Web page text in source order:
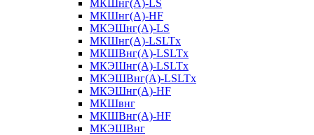
МКШнг(А)-LS
МКШнг(А)-HF
МКЭШнг(А)-LS
МКШнг(А)-LSLTx
МКШВнг(A)-LSLTx
МКЭШнг(А)-LSLTx
МКЭШВнг(A)-LSLTx
МКЭШнг(А)-HF
МКШвнг
МКШВнг(А)-HF
МКЭШВнг